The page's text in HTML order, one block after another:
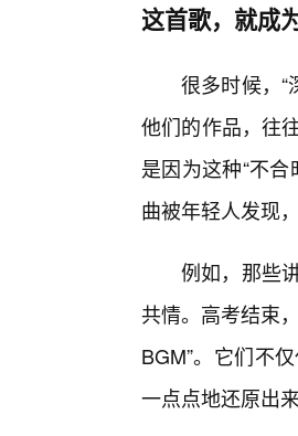
这首歌，就成
很多时候，
他们的作品，往
是因为这种“不
曲被年轻人发现
例如，那些
共情。高考结束
BGM”。它们不
一点点地还原出来